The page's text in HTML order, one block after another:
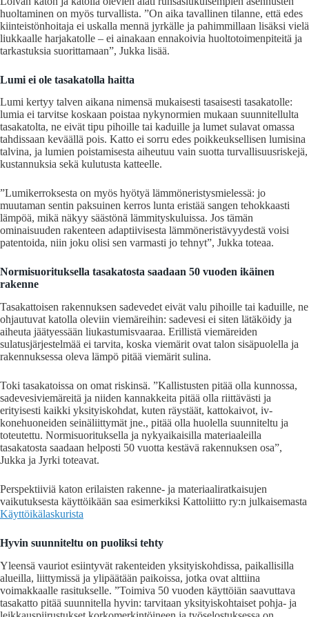
huoltaminen on myös turvallista. ”On aika tavallinen tilanne, että edes
kiinteistönhoitaja ei uskalla mennä jyrkälle ja pahimmillaan lisäksi vielä
liukkaalle harjakatolle – ei ainakaan ennakoivia huoltotoimenpiteitä ja
tarkastuksia suorittamaan”, Jukka lisää.
Lumi ei ole tasakatolla haitta
Lumi kertyy talven aikana nimensä mukaisesti tasaisesti tasakatolle:
lumia ei tarvitse koskaan poistaa nykynormien mukaan suunnitellulta
tasakatolta, ne eivät tipu pihoille tai kaduille ja lumet sulavat omassa
tahdissaan keväällä pois. Katto ei sorru edes poikkeuksellisen lumisina
talvina, ja lumien poistamisesta aiheutuu vain suotta turvallisuusriskejä,
kustannuksia sekä kulutusta katteelle.
”Lumikerroksesta on myös hyötyä lämmöneristysmielessä: jo
muutaman sentin paksuinen kerros lunta eristää sangen tehokkaasti
lämpöä, mikä näkyy säästönä lämmityskuluissa. Jos tämän
ominaisuuden rakenteen adaptiivisesta lämmöneristävyydestä voisi
patentoida, niin joku olisi sen varmasti jo tehnyt”, Jukka toteaa.
Normisuorituksella tasakatosta saadaan 50 vuoden ikäinen
rakenne
Tasakattoisen rakennuksen sadevedet eivät valu pihoille tai kaduille, ne
ohjautuvat katolla oleviin viemäreihin: sadevesi ei siten lätäköidy ja
aiheuta jäätyessään liukastumisvaaraa. Erillistä viemäreiden
sulatusjärjestelmää ei tarvita, koska viemärit ovat talon sisäpuolella ja
rakennuksessa oleva lämpö pitää viemärit sulina.
Toki tasakatoissa on omat riskinsä. ”Kallistusten pitää olla kunnossa,
sadevesiviemäreitä ja niiden kannakkeita pitää olla riittävästi ja
erityisesti kaikki yksityiskohdat, kuten räystäät, kattokaivot, iv-
konehuoneiden seinäliittymät jne., pitää olla huolella suunniteltu ja
toteutettu. Normisuorituksella ja nykyaikaisilla materiaaleilla
tasakatosta saadaan helposti 50 vuotta kestävä rakennuksen osa”,
Jukka ja Jyrki toteavat.
Perspektiiviä katon erilaisten rakenne- ja materiaaliratkaisujen
vaikutuksesta käyttöikään saa esimerkiksi Kattoliitto ry:n julkaisemasta
Käyttöikälaskurista
Hyvin suunniteltu on puoliksi tehty
Yleensä vauriot esiintyvät rakenteiden yksityiskohdissa, paikallisilla
alueilla, liittymissä ja ylipäätään paikoissa, jotka ovat alttiina
voimakkaalle rasitukselle. ”Toimiva 50 vuoden käyttöiän saavuttava
tasakatto pitää suunnitella hyvin: tarvitaan yksityiskohtaiset pohja- ja